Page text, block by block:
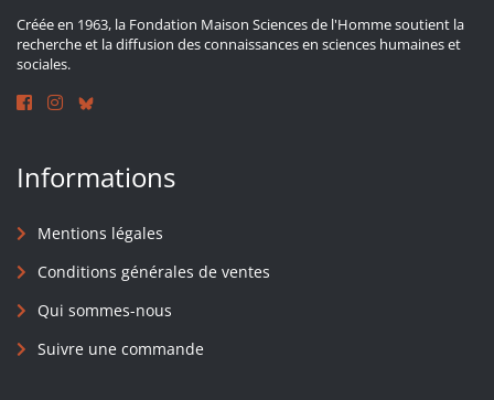
Créée en 1963, la Fondation Maison Sciences de l'Homme soutient la
recherche et la diffusion des connaissances en sciences humaines et
sociales.
Informations
Mentions légales
Conditions générales de ventes
Qui sommes-nous
Suivre une commande